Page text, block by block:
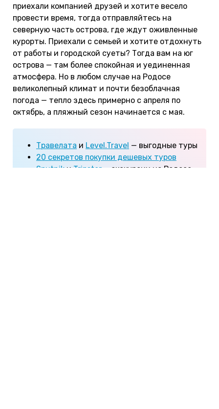
приехали компанией друзей и хотите весело
провести время, тогда отправляйтесь на
северную часть острова, где ждут оживленные
курорты. Приехали с семьей и хотите отдохнуть
от работы и городской суеты? Тогда вам на юг
острова — там более спокойная и уединенная
атмосфера. Но в любом случае на Родосе
великолепный климат и почти безоблачная
погода — тепло здесь примерно с апреля по
октябрь, а пляжный сезон начинается с мая.
Травелата и Level.Travel — выгодные туры
20 секретов покупки дешевых туров
SputnikиTripster — экскурсии на Родосе